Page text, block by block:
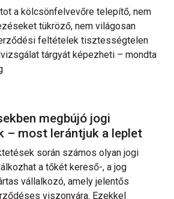
a kölcsönfelvevőre telepítő, nem
tükröző, nem világosan
feltételek tisztességtelen
tárgyát képezheti – mondta
megbújó jogi
– most lerántjuk a leplet
során számos olyan jogi
a tőkét kereső-, a jog
vállalkozó, amely jelentős
viszonyára. Ezekkel